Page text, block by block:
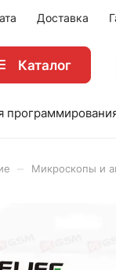
Доставка
Каталог
Микроскопы и